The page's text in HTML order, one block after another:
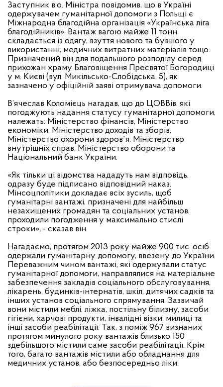
Заступник в.о. Міністра повідомив, що в Україні
одержувачем гуманітарної допомоги з Польщі є
Міжнародна благодійна організація «Українська ліга
благодійників». Вантаж вагою майже 11 тонн
складається із одягу, взуття нового та бувшого у
використанні, медичних витратних матеріалів тощо.
Призначений він для подальшого розподілу серед
прихожан храму Благовіщення Пресвятої Богородиці
у м. Києві (вул. Микільсько-Слобідська, 5), як
зазначено у офіційній заяві отримувача допомоги.
В’ячеслав Коломієць нагадав, що до ЦОВВів, які
погоджують надання статусу гуманітарної допомоги,
належать: Міністерство фінансів, Міністерство
економіки, Міністерство доходів та зборів,
Міністерство охорони здоров`я, Міністерство
внутрішніх справ, Міністерство оборони та
Національний банк України.
«Як тільки ці відомства нададуть нам відповідь,
одразу буде підписано відповідний наказ.
Мінсоцполітики докладає всіх зусиль, щоб
гуманітарні вантажі, призначені для найбільш
незахищених громадян та соціальних установ,
проходили погодження у максимально стислі
строки», - сказав він.
Нагадаємо, протягом 2013 року майже 900 тис. осіб
одержали гуманітарну допомогу, ввезену до України.
Переважним чином вантажі, які одержували статус
гуманітарної допомоги, направлялися на матеріальне
забезпечення закладів соціального обслуговування,
лікарень, будинків-інтернатів, шкіл, дитячих садків та
інших установ соціального спрямування. Зазвичай
вони містили меблі, ліжка, постільну білизну, засоби
гігієни, харчові продукти, інвалідні візки, милиці та
інші засоби реабілітації. Так, з поміж 967 визнаних
протягом минулого року вантажів близько 150
здебільшого містили саме засоби реабілітації. Крім
того, багато вантажів містили або обладнання для
медичних установ, або безпосередньо ліки.